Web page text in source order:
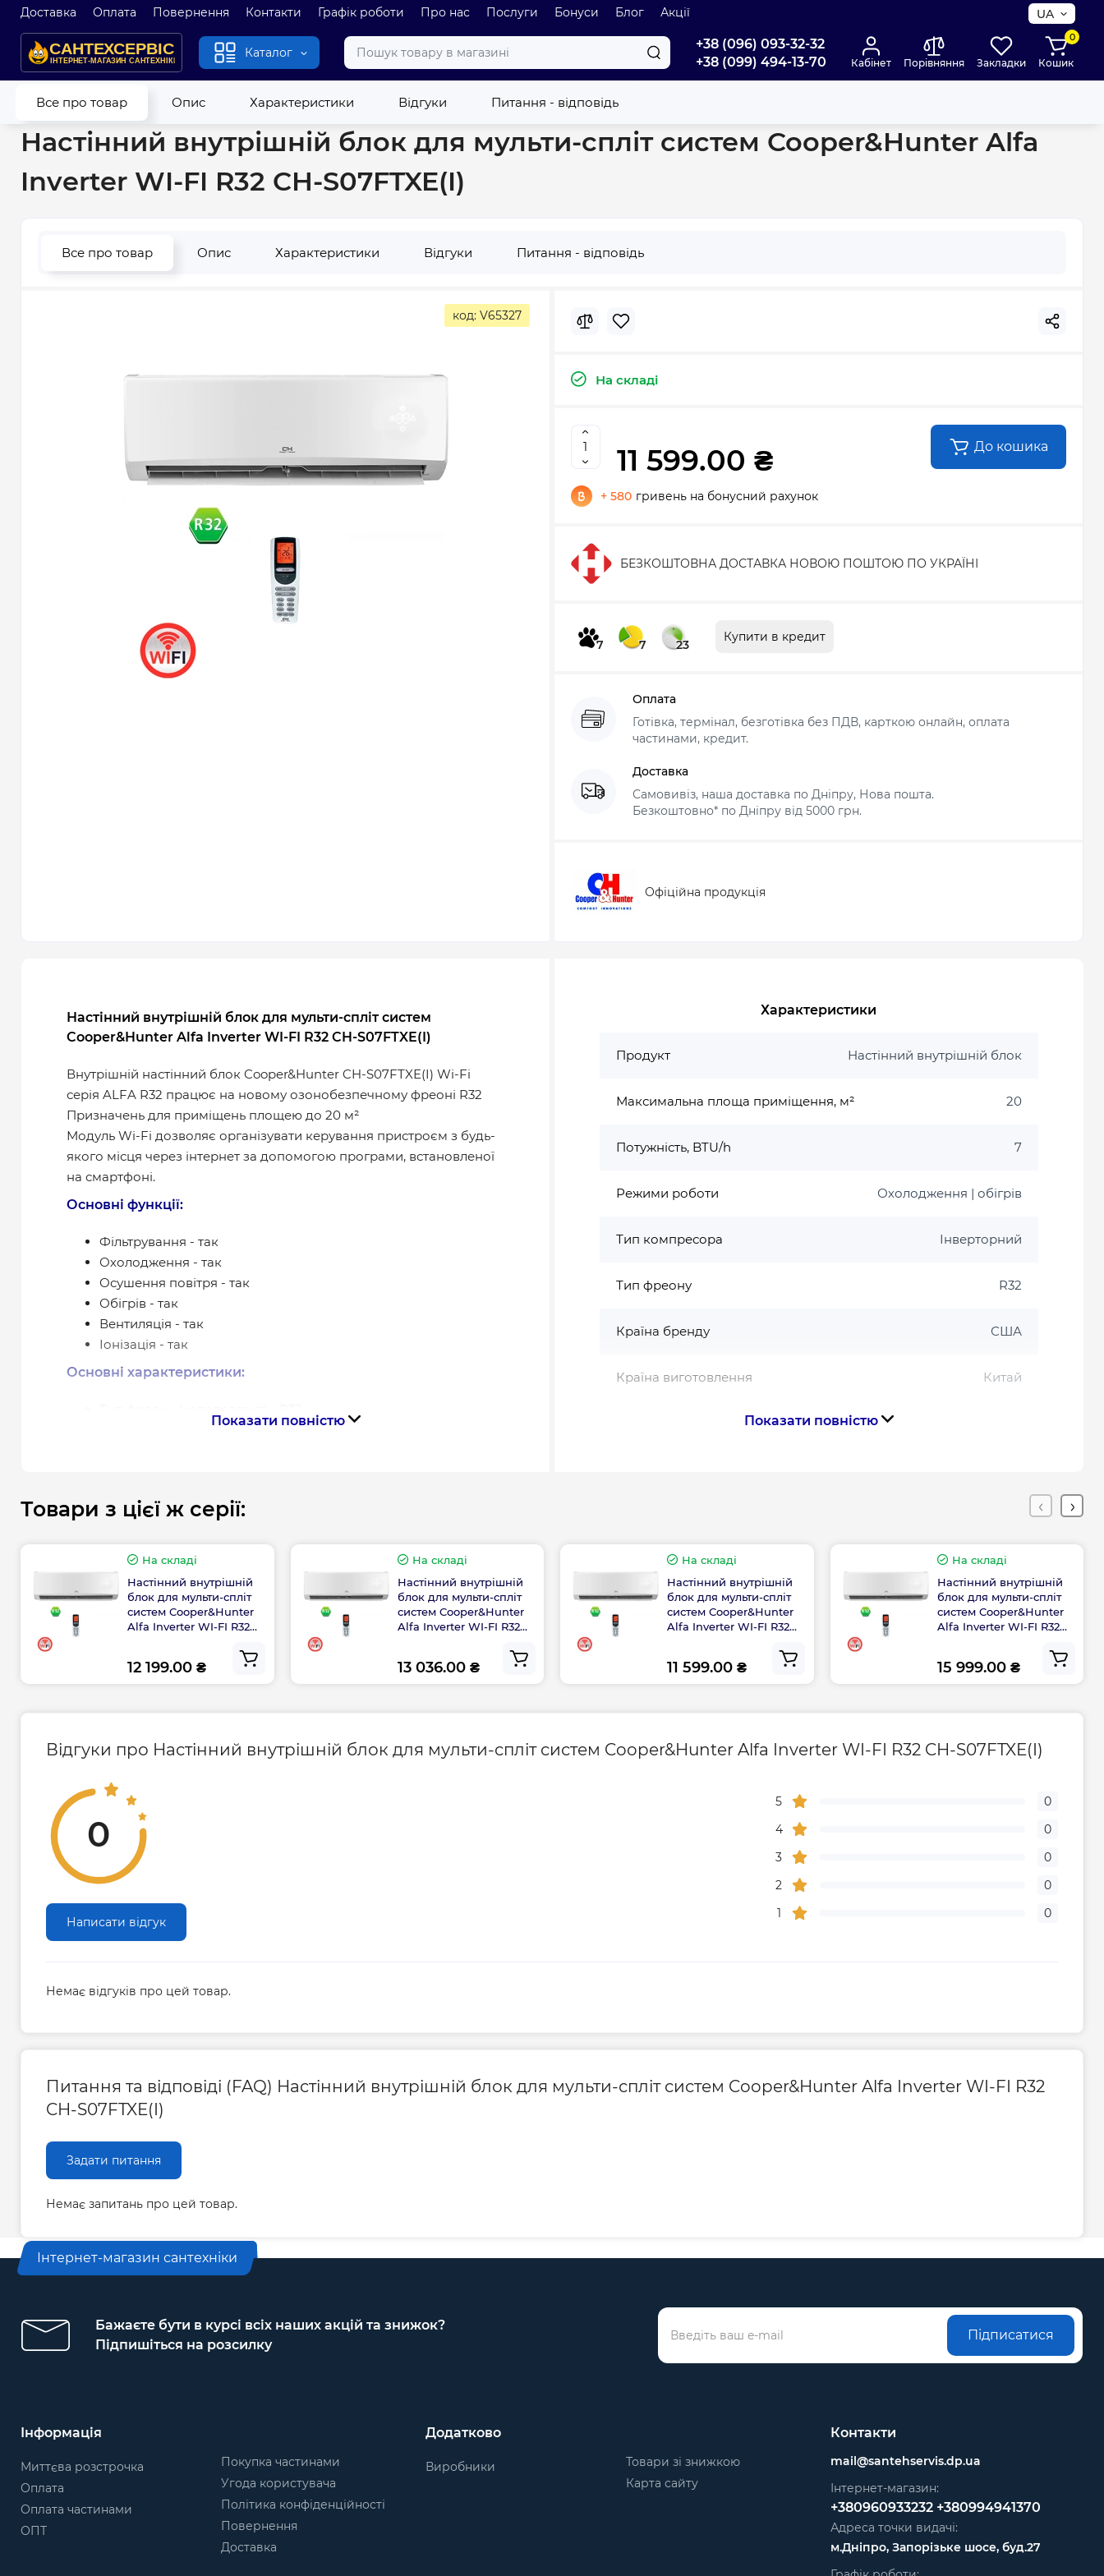
Доставка Оплата Повернення Контакти Графік роботи Про нас Послуги Бонуси Блог Акції UA
Каталог
+38 (096) 093-32-32
+38 (099) 494-13-70
Кабінет Порівняння Закладки
0
Кошик
Все про товар Опис Характеристики Відгуки Питання - відповідь
Головна Кондиціонери Мульти-спліт системи Настінний внутрішній блок для мульти-спліт систем Cooper&Hunter Alfa Inverter WI-FI R32 CH-S07FTXE(I)
Настінний внутрішній блок для мульти-спліт систем Cooper&Hunter Alfa
Inverter WI-FI R32 CH-S07FTXE(I)
Все про товар Опис Характеристики Відгуки Питання - відповідь
код: V65327
На складі
11 599.00 ₴ До кошика
+ 580 гривень на бонусний рахунок
БЕЗКОШТОВНА ДОСТАВКА НОВОЮ ПОШТОЮ ПО УКРАЇНІ
7 7 23
Купити в кредит
Оплата
Готівка, термінал, безготівка без ПДВ, карткою онлайн, оплата
частинами, кредит.
Доставка
Самовивіз, наша доставка по Дніпру, Нова пошта.
Безкоштовно* по Дніпру від 5000 грн.
Офіційна продукція
Настінний внутрішній блок для мульти-спліт систем
Cooper&Hunter Alfa Inverter WI-FI R32 CH-S07FTXE(I)
Внутрішній настінний блок Cooper&Hunter CH-S07FTXE(I) Wi-Fi
серія ALFA R32 працює на новому озонобезпечному фреоні R32
Призначень для приміщень площею до 20 м²
Модуль Wi-Fi дозволяє організувати керування пристроєм з будь-
якого місця через інтернет за допомогою програми, встановленої
на смартфоні.
Основні функції:
Фільтрування - так
Охолодження - так
Осушення повітря - так
Обігрів - так
Вентиляція - так
Іонізація - так
Основні характеристики:
Розміри внутрішнього блоку, мм - 713х270х195
Колір - Білий
Діапазон зовнішніх температур на обігрів - от -15ºС
Діапазон зовнішніх температур на охолодження - до +48ºС
Інверторне керування - так
Турборежим - так
систем Cooper&Hunter
Гарантія 2 роки
Показати повністю
Характеристики
Продукт Настінний внутрішній блок
Максимальна площа приміщення, м² 20
Потужність, BTU/h 7
Режими роботи Охолодження | обігрів
Тип компресора Інверторний
Тип фреону R32
Країна бренду США
Країна виготовлення Китай
Показати повністю
Товари з цієї ж серії:
На складі
Настінний внутрішній
блок для мульти-спліт
систем Cooper&Hunter
Alfa Inverter WI-FI R32
12 199.00 ₴
На складі
Настінний внутрішній
блок для мульти-спліт
систем Cooper&Hunter
Alfa Inverter WI-FI R32
13 036.00 ₴
На складі
Настінний внутрішній
блок для мульти-спліт
систем Cooper&Hunter
Alfa Inverter WI-FI R32
11 599.00 ₴
На складі
Настінний внутрішній
блок для мульти-спліт
систем Cooper&Hunter
Alfa Inverter WI-FI R32
15 999.00 ₴
Відгуки про Настінний внутрішній блок для мульти-спліт систем Cooper&Hunter Alfa Inverter WI-FI R32 CH-S07FTXE(I)
0
Написати відгук
5
0
4
0
3
0
2
0
1
0
Немає відгуків про цей товар.
Питання та відповіді (FAQ) Настінний внутрішній блок для мульти-спліт систем Cooper&Hunter Alfa Inverter WI-FI R32
CH-S07FTXE(I)
Задати питання
Немає запитань про цей товар.
Інтернет-магазин сантехніки
Бажаєте бути в курсі всіх наших акцій та знижок?
Підпишіться на розсилку
Підписатися
Інформація
Миттєва розстрочка
Оплата
Оплата частинами
ОПТ
Покупка частинами
Угода користувача
Політика конфіденційності
Повернення
Доставка
Додатково
Виробники
Товари зі знижкою
Карта сайту
Контакти
mail@santehservis.dp.ua
Інтернет-магазин:
+380960933232 +380994941370
Адреса точки видачі:
м.Дніпро, Запорізьке шосе, буд.27